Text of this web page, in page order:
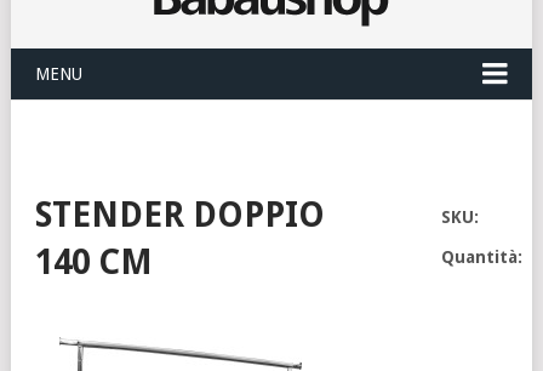
MENU
STENDER DOPPIO
140 CM
SKU:
Quantità: